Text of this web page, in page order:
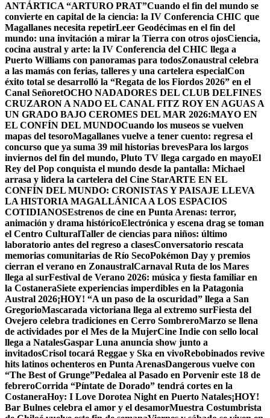
ANTÁRTICA “ARTURO PRAT”Cuando el fin del mundo se
convierte en capital de la ciencia: la IV Conferencia CHIC que
Magallanes necesita repetirLeer Geodécimas en el fin del
mundo: una invitación a mirar la Tierra con otros ojosCiencia,
cocina austral y arte: la IV Conferencia del CHIC llega a
Puerto Williams con panoramas para todosZonaustral celebra
a las mamás con ferias, talleres y una cartelera especialCon
éxito total se desarrolló la “Regata de los Fiordos 2026” en el
Canal SeñoretOCHO NADADORES DEL CLUB DELFINES
CRUZARON A NADO EL CANAL FITZ ROY EN AGUAS A
UN GRADO BAJO CEROMES DEL MAR 2026:MAYO EN
EL CONFÍN DEL MUNDOCuando los museos se vuelven
mapas del tesoroMagallanes vuelve a tener cuento: regresa el
concurso que ya suma 39 mil historias brevesPara los largos
inviernos del fin del mundo, Pluto TV llega cargado en mayoEl
Rey del Pop conquista el mundo desde la pantalla: Michael
arrasa y lidera la cartelera del Cine StarARTE EN EL
CONFÍN DEL MUNDO: CRONISTAS Y PAISAJE LLEVA
LA HISTORIA MAGALLÁNICA A LOS ESPACIOS
COTIDIANOSEstrenos de cine en Punta Arenas: terror,
animación y drama históricoElectrónica y escena drag se toman
el Centro CulturalTaller de ciencias para niños: último
laboratorio antes del regreso a clasesConversatorio rescata
memorias comunitarias de Río SecoPokémon Day y premios
cierran el verano en ZonaustralCarnaval Ruta de los Mares
llega al surFestival de Verano 2026: música y fiesta familiar en
la CostaneraSiete experiencias imperdibles en la Patagonia
Austral 2026¡HOY! “A un paso de la oscuridad” llega a San
GregorioMascarada victoriana llega al extremo surFiesta del
Ovejero celebra tradiciones en Cerro SombreroMarzo se llena
de actividades por el Mes de la MujerCine Indie con sello local
llega a NatalesGaspar Luna anuncia show junto a
invitadosCrisol tocará Reggae y Ska en vivoRebobinados revive
hits latinos ochenteros en Punta ArenasDangerous vuelve con
“The Best of Grunge”Pedalea al Pasado en Porvenir este 18 de
febreroCorrida “Píntate de Dorado” tendrá cortes en la
CostaneraHoy: I Love Dorotea Night en Puerto Natales¡HOY!
Bar Bulnes celebra el amor y el desamorMuestra Costumbrista